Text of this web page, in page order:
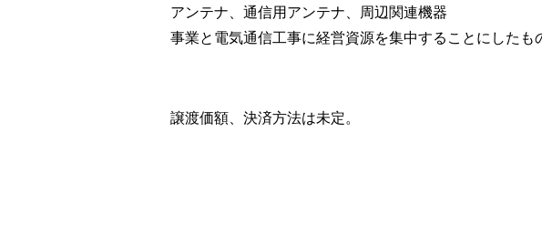
アンテナ、通信用アンテナ、周辺関連機器
事業と電気通信工事に経営資源を集中することにしたも
譲渡価額、決済方法は未定。